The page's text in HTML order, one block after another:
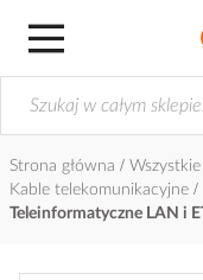
Strona główna
Kable telekomunikacyjne
Teleinformatyczne LAN i